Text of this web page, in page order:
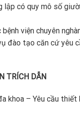
lập có quy mô số
viện chuyên
đào tạo căn cứ yêu
TRÍCH DẪN
khoa – Yêu cầu thiết